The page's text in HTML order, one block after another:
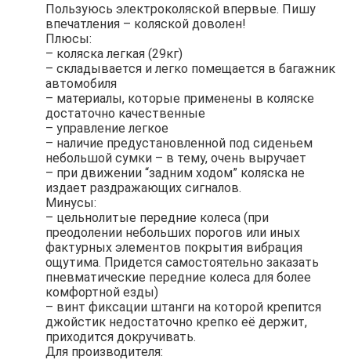
Пользуюсь электроколяской впервые. Пишу
впечатления – коляской доволен!
Плюсы:
– коляска легкая (29кг)
– складывается и легко помещается в багажник
автомобиля
– материалы, которые применены в коляске
достаточно качественные
– управление легкое
– наличие предустановленной под сиденьем
небольшой сумки – в тему, очень выручает
– при движении “задним ходом” коляска не
издает раздражающих сигналов.
Минусы:
– цельнолитые передние колеса (при
преодолении небольших порогов или иных
фактурных элементов покрытия вибрация
ощутима. Придется самостоятельно заказать
пневматические передние колеса для более
комфортной езды)
– винт фиксации штанги на которой крепится
джойстик недостаточно крепко её держит,
приходится докручивать.
Для производителя: